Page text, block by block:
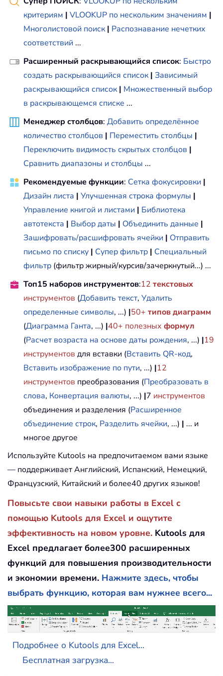
критериям | VLOOKUP по нескольким значениям |
Многолистовой поиск | Распознавание нечетких
соответствий ...
Расширенный раскрывающийся список: Быстро
создать раскрывающийся список | Зависимый
раскрывающийся список | Множественный выбор
в раскрывающемся списке ...
Менеджер столбцов: Добавить определённое
количество столбцов | Переместить столбцы |
Переключить видимость скрытых столбцов |
Сравнить диапазоны и столбцы ...
Рекомендуемые функции: Сетка фокусировки |
Дизайн листа | Улучшенная строка формулы |
Управление книгой и листами | Библиотека
автотекста | Выбор даты | Объединить данные |
Зашифровать/расшифровать ячейки | Отправить
письмо по списку | Супер фильтр | Специальный
фильтр (фильтр жирный/курсив/зачеркнутый...) ...
Топ15 наборов инструментов:12 текстовых
инструментов (Добавить текст, Удалить
определенные символы, ...) |50+ типов диаграмм
(Диаграмма Ганта, ...) |40+ полезных формул
(Расчет возраста на основе даты рождения, ...) |19
инструментов для вставки (Вставить QR-код,
Вставить изображение по пути, ...) |12
инструментов преобразования (Преобразовать в
слова, Конвертация валюты, ...) |7 инструментов
объединения и разделения (Расширенное
объединение строк, Разделить ячейки, ...) | ... и
многое другое
Используйте Kutools на предпочитаемом вами языке
— поддерживает Английский, Испанский, Немецкий,
Французский, Китайский и более40 других языков!
Повысьте свои навыки работы в Excel с
помощью Kutools для Excel и ощутите
эффективность на новом уровне. Kutools для
Excel предлагает более300 расширенных
функций для повышения производительности
и экономии времени. Нажмите здесь, чтобы
выбрать функцию, которая вам нужнее всего...
Подробнее о Kutools для Excel...
Бесплатная загрузка...